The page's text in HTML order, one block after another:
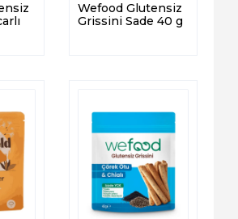
Wefood Glutensiz
Grissini Sade 40 g